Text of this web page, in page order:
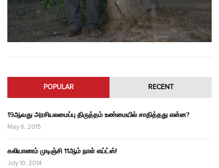
POPULAR RECENT
19ஆவது அரசியலமைப்பு திருத்தம் உண்மையில் சாதித்தது என்ன?
May 6, 2015
கலியாணம் முடிஞ்சி 11ஆம் நாள் எய்ட்ஸ்!
July 10, 2014